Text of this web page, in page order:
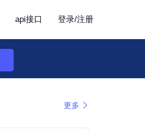
api接口 登录/注册
更多